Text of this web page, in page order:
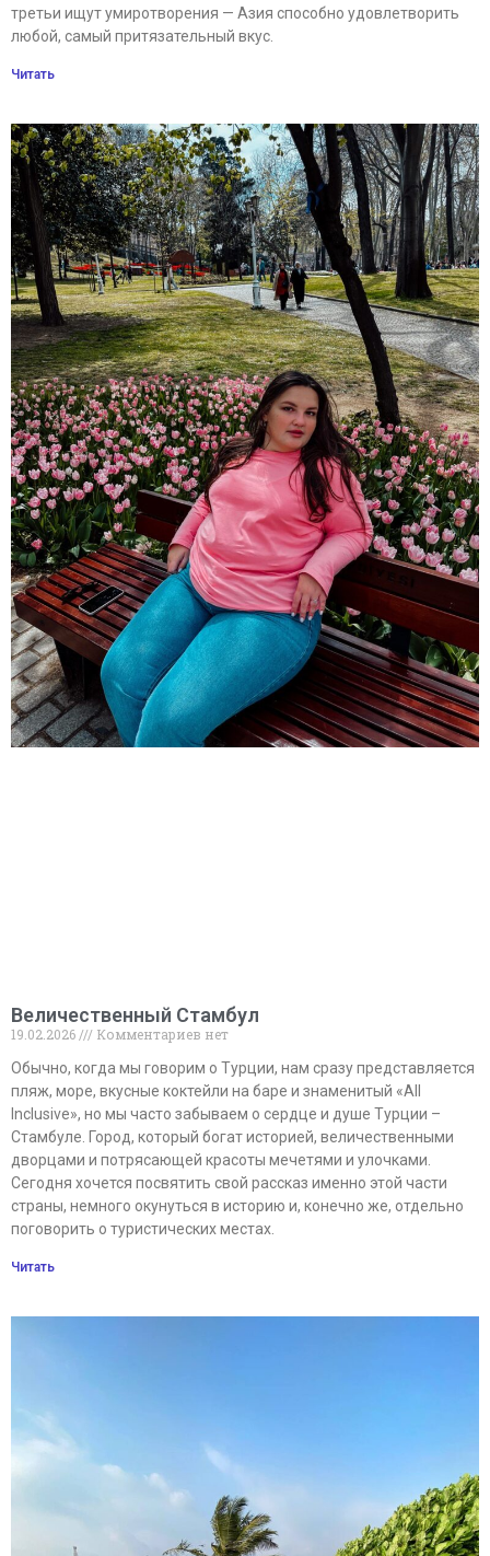
третьи ищут умиротворения — Азия способно удовлетворить
любой, самый притязательный вкус.
Читать
Величественный Стамбул
19.02.2026
Комментариев нет
Обычно, когда мы говорим о Турции, нам сразу представляется
пляж, море, вкусные коктейли на баре и знаменитый «All
Inclusive», но мы часто забываем о сердце и душе Турции –
Стамбуле. Город, который богат историей, величественными
дворцами и потрясающей красоты мечетями и улочками.
Сегодня хочется посвятить свой рассказ именно этой части
страны, немного окунуться в историю и, конечно же, отдельно
поговорить о туристических местах.
Читать